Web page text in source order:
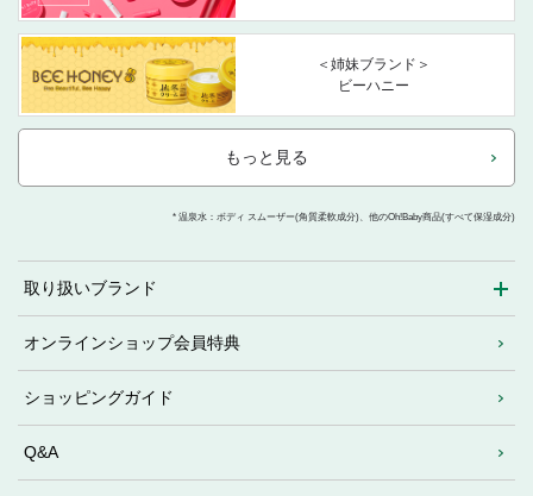
＜姉妹ブランド＞
ビーハニー
もっと見る
* 温泉水：ボディ スムーザー(角質柔軟成分)、他のOh!Baby商品(すべて保湿成分)
取り扱いブランド
オンラインショップ会員特典
ショッピングガイド
Q&A